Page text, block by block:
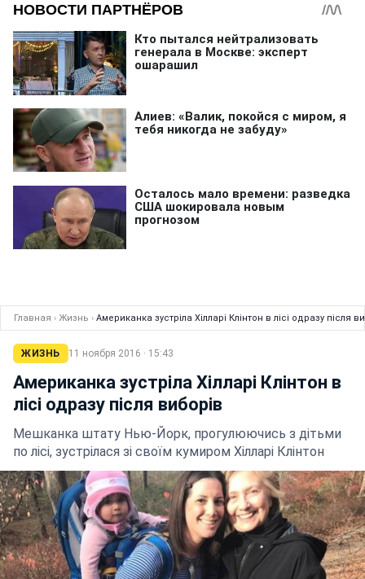
Главная › Жизнь › Американка зустріла Хілларі Клінтон в лісі одразу після
ЖИЗНЬ 11 ноября 2016 · 15:43
Американка зустріла Хілларі Клінтон в
лісі одразу після виборів
Мешканка штату Нью-Йорк, прогулюючись з дітьми
по лісі, зустрілася зі своїм кумиром Хілларі Клінтон